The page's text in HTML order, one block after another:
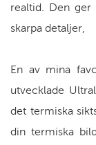
realtid. Den
skarpa detaljer,
En av mina
utvecklade
det termiska
din termiska